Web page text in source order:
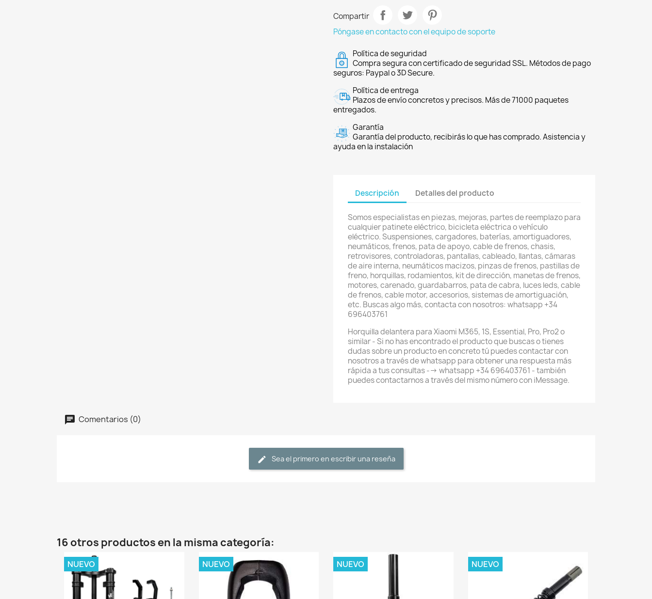
Compartir
Póngase en contacto con el equipo de soporte
Política de seguridad
Compra segura con certificado de seguridad SSL. Métodos de pago
seguros: Paypal o 3D Secure.
Política de entrega
Plazos de envío concretos y precisos. Más de 71000 paquetes
entregados.
Garantía
Garantía del producto, recibirás lo que has comprado. Asistencia y
ayuda en la instalación
Descripción Detalles del producto
Somos especialistas en piezas, mejoras, partes de reemplazo para
cualquier patinete eléctrico, bicicleta eléctrica o vehículo
eléctrico. Suspensiones, cargadores, baterías, amortiguadores,
neumáticos, frenos, pata de apoyo, cable de frenos, chasis,
retrovisores, controladoras, pantallas, cableado, llantas, cámaras
de aire interna, neumáticos macizos, pinzas de frenos, pastillas de
freno, horquillas, rodamientos, kit de dirección, manetas de frenos,
motores, carenado, guardabarros, pata de cabra, luces leds, cable
de frenos, cable motor, accesorios, sistemas de amortiguación,
etc. Buscas algo más, contacta con nosotros: whatsapp +34
696403761
Horquilla delantera para Xiaomi M365, 1S, Essential, Pro, Pro2 o
similar - Si no has encontrado el producto que buscas o tienes
dudas sobre un producto en concreto tú puedes contactar con
nosotros a través de whatsapp para obtener una respuesta más
rápida a tus consultas --> whatsapp +34 696403761 - también
puedes contactarnos a través del mismo número con iMessage.
Comentarios (0)
Sea el primero en escribir una reseña
16 otros productos en la misma categoría:
NUEVO NUEVO NUEVO NUEVO